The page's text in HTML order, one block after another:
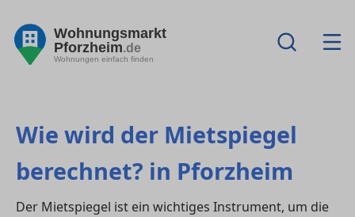
Wohnungsmarkt
Pforzheim.de
Wohnungen einfach finden
Wie wird der Mietspiegel
berechnet? in Pforzheim
Der Mietspiegel ist ein wichtiges Instrument, um die